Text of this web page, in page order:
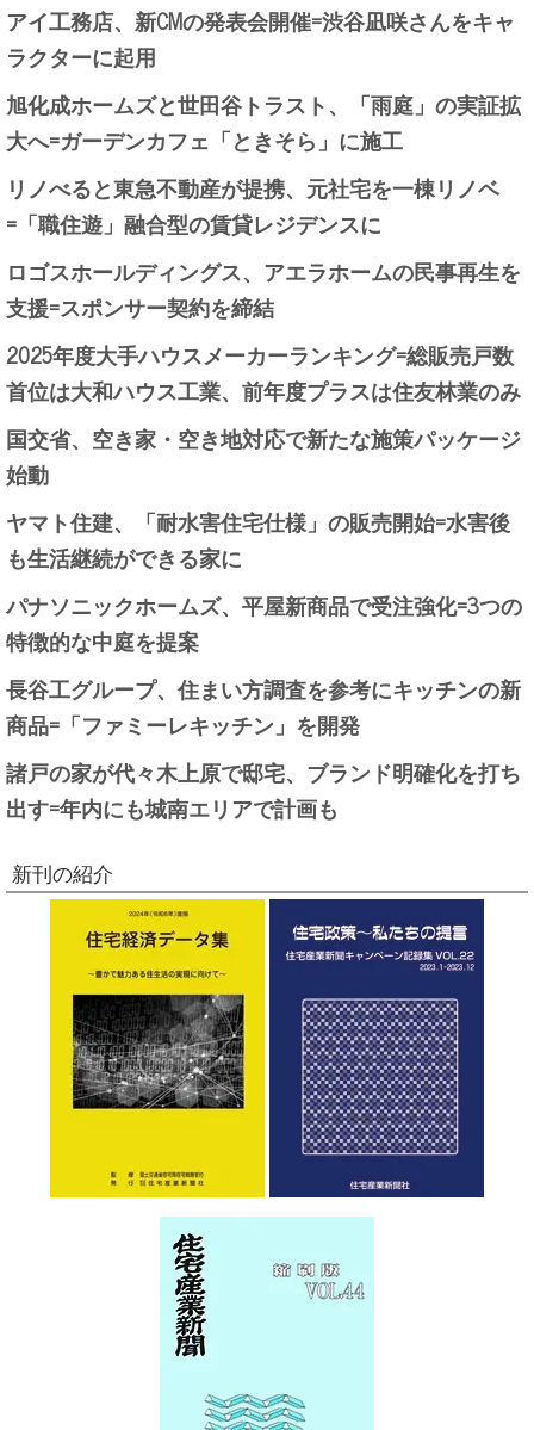
アイ工務店、新CMの発表会開催=渋谷凪咲さんをキャ
ラクターに起用
旭化成ホームズと世田谷トラスト、「雨庭」の実証拡
大へ=ガーデンカフェ「ときそら」に施工
リノべると東急不動産が提携、元社宅を一棟リノベ
=「職住遊」融合型の賃貸レジデンスに
ロゴスホールディングス、アエラホームの民事再生を
支援=スポンサー契約を締結
2025年度大手ハウスメーカーランキング=総販売戸数
首位は大和ハウス工業、前年度プラスは住友林業のみ
国交省、空き家・空き地対応で新たな施策パッケージ
始動
ヤマト住建、「耐水害住宅仕様」の販売開始=水害後
も生活継続ができる家に
パナソニックホームズ、平屋新商品で受注強化=3つの
特徴的な中庭を提案
長谷工グループ、住まい方調査を参考にキッチンの新
商品=「ファミーレキッチン」を開発
諸戸の家が代々木上原で邸宅、ブランド明確化を打ち
出す=年内にも城南エリアで計画も
新刊の紹介